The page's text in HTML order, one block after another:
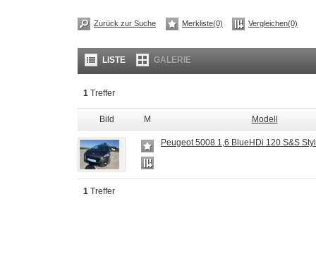
Merkliste(0) Vergleichen(0)
LISTE GALERIE
1 Treffer
Bild M Modell
Peugeot 5008 1,6 BlueHDi 120 S&S
1 Treffer
Zurück zur Suche